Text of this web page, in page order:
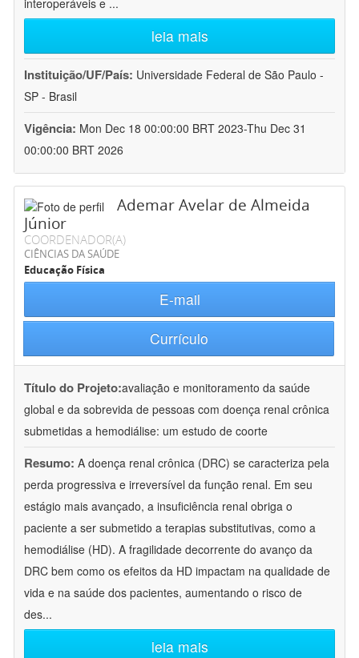
interoperáveis e ...
leia mais
Instituição/UF/País: Universidade Federal de São Paulo -
SP - Brasil
Vigência: Mon Dec 18 00:00:00 BRT 2023-Thu Dec 31
00:00:00 BRT 2026
Ademar Avelar de Almeida
Júnior
COORDENADOR(A)
CIÊNCIAS DA SAÚDE
Educação Física
E-mail
Currículo
Título do Projeto:avaliação e monitoramento da saúde
global e da sobrevida de pessoas com doença renal crônica
submetidas a hemodiálise: um estudo de coorte
Resumo: A doença renal crônica (DRC) se caracteriza pela
perda progressiva e irreversível da função renal. Em seu
estágio mais avançado, a insuficiência renal obriga o
paciente a ser submetido a terapias substitutivas, como a
hemodiálise (HD). A fragilidade decorrente do avanço da
DRC bem como os efeitos da HD impactam na qualidade de
vida e na saúde dos pacientes, aumentando o risco de
des...
leia mais